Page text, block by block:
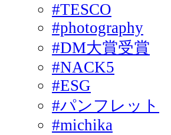
#TESCO
#photography
#DM大賞受賞
#NACK5
#ESG
#パンフレット
#michika